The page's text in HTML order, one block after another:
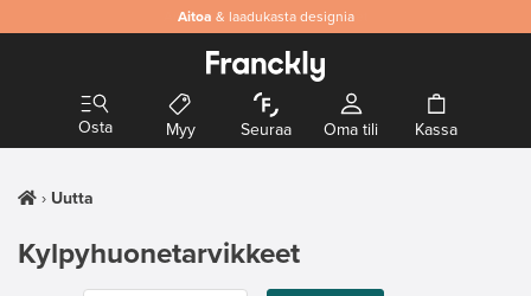
Aitoa & laadukasta designia
Osta Myy Seuraa Oma tili Kassa
Uutta
Kylpyhuonetarvikkeet